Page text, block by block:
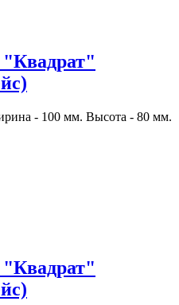
"Квадрат"
- 100 мм. Высота - 80 мм.
"Квадрат"